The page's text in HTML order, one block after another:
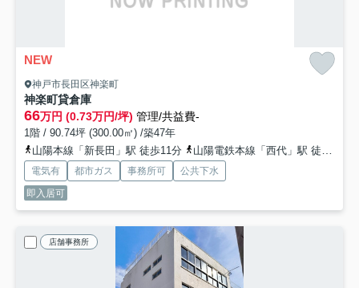
NEW
神戸市長田区神楽町
神楽町貸倉庫
66万円 (0.73万円/坪) 管理/共益費-
1階 / 90.74坪 (300.00㎡) /築47年
山陽本線「新長田」駅 徒歩11分
山陽電鉄本線「西代」駅 徒歩10分
電気有 都市ガス 事務所可
公共下水
即入居可
店舗事務所